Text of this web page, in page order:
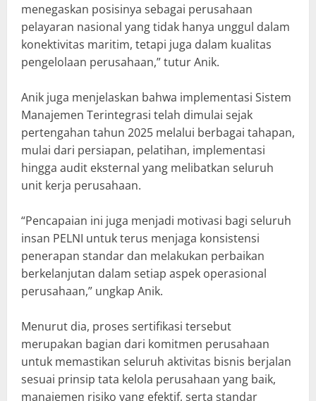
menegaskan posisinya sebagai perusahaan
pelayaran nasional yang tidak hanya unggul dalam
konektivitas maritim, tetapi juga dalam kualitas
pengelolaan perusahaan,” tutur Anik.
Anik juga menjelaskan bahwa implementasi Sistem
Manajemen Terintegrasi telah dimulai sejak
pertengahan tahun 2025 melalui berbagai tahapan,
mulai dari persiapan, pelatihan, implementasi
hingga audit eksternal yang melibatkan seluruh
unit kerja perusahaan.
“Pencapaian ini juga menjadi motivasi bagi seluruh
insan PELNI untuk terus menjaga konsistensi
penerapan standar dan melakukan perbaikan
berkelanjutan dalam setiap aspek operasional
perusahaan,” ungkap Anik.
Menurut dia, proses sertifikasi tersebut
merupakan bagian dari komitmen perusahaan
untuk memastikan seluruh aktivitas bisnis berjalan
sesuai prinsip tata kelola perusahaan yang baik,
manajemen risiko yang efektif, serta standar